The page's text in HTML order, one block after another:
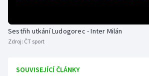
Rychlostní kanoistika
Sestřih utkání Ludogorec - Inter Milán
Zdroj: ČT sport
SOUVISEJÍCÍ ČLÁNKY